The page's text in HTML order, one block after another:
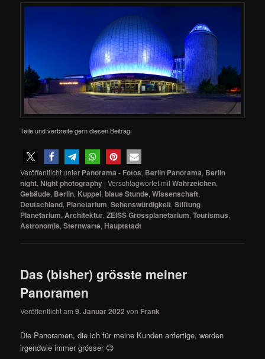
Teile und verbreite gern diesen Beitrag:
Veröffentlicht unter Panorama - Fotos, Berlin Panorama, Berlin
night, Night photography |Verschlagwortet mitWahrzeichen,
Gebäude, Berlin, Kuppel,blaue Stunde,Wissenschaft,
Deutschland, Planetarium,Sehenswürdigkeit,Stiftung
Planetarium, Architektur,ZEISS Grossplanetarium,Tourismus,
Astronomie,Sternwarte, Hauptstadt
Das (bisher) grösste meiner
Panoramen
Veröffentlicht am9. Januar 2022 von Frank
Die Panoramen, die ich für meine Kunden anfertige, werden
irgendwie immer grösser 😉